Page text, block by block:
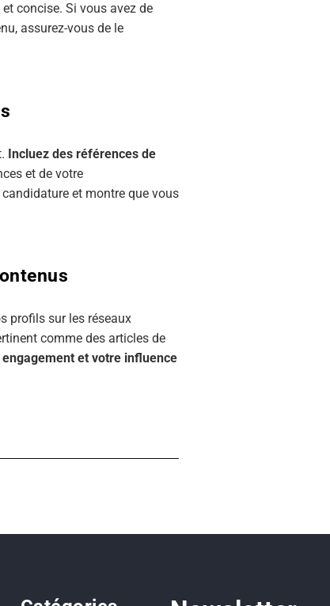
concise. Si vous avez de
assurez-vous de le
Incluez des références de
et de votre
et montre que vous
profils sur les réseaux
comme des articles de
et votre influence